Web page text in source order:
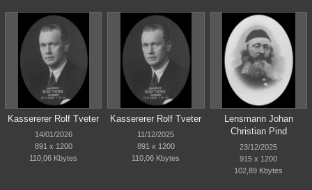
Kassererer Rolf Tveter
14/01/2026
891 x 1200
110,06 Kbytes
Kassererer Rolf Tveter
11/12/2025
891 x 1200
110,06 Kbytes
Lensmann Johan
Christian Pind
23/12/2025
915 x 1200
102,89 Kbytes